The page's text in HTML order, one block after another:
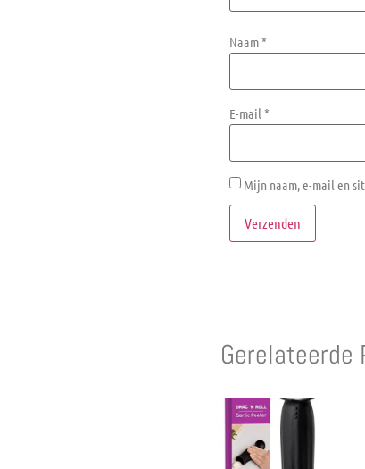
Naam*
E-mail *
Mijn naam, e-mail en
Gerelateerde